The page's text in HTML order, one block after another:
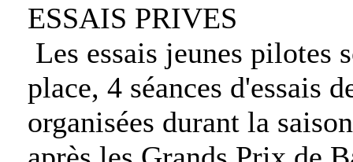
ESSAIS PRIVES
Les essais jeunes pilotes
place, 4 séances d'essais
organisées durant la